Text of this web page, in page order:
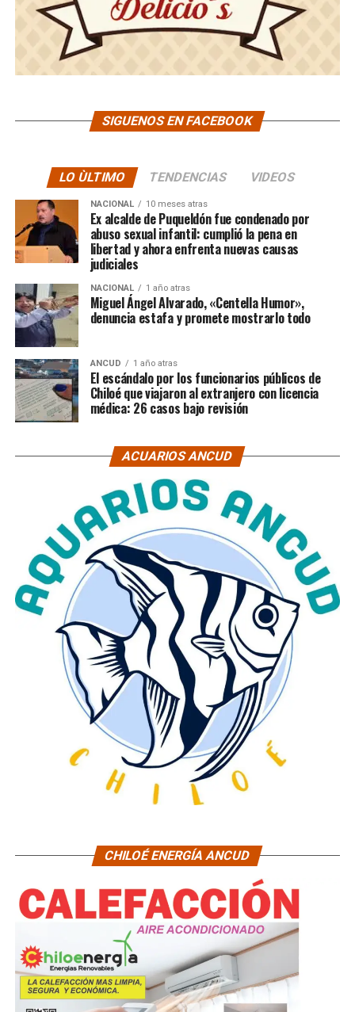
SIGUENOS EN FACEBOOK
LO ÙLTIMO TENDENCIAS VIDEOS
NACIONAL 10 meses atras
Ex alcalde de Puqueldón fue condenado por
abuso sexual infantil: cumplió la pena en
libertad y ahora enfrenta nuevas causas
judiciales
NACIONAL 1 año atras
Miguel Ángel Alvarado, «Centella Humor»,
denuncia estafa y promete mostrarlo todo
ANCUD 1 año atras
El escándalo por los funcionarios públicos de
Chiloé que viajaron al extranjero con licencia
médica: 26 casos bajo revisión
ACUARIOS ANCUD
CHILOÉ ENERGÍA ANCUD